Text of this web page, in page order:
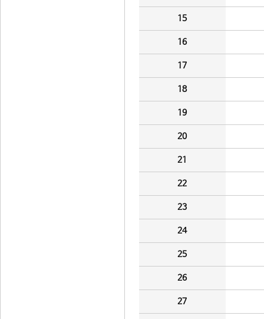
15
16
17
18
19
20
21
22
23
24
25
26
27